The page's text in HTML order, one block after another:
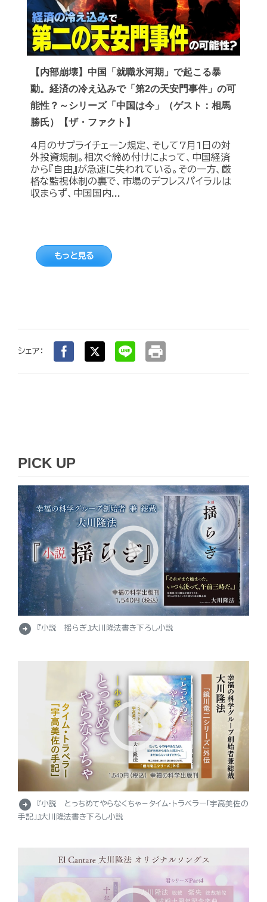
【内部崩壊】中国「就職氷河期」で起こる暴
動。経済の冷え込みで「第2の天安門事件」の可
能性？～シリーズ「中国は今」（ゲスト：相馬
勝氏）【ザ・ファクト】
4月のサプライチェーン規定、そして7月1日の対
外投資規制。相次ぐ締め付けによって、中国経済
から『自由』が急速に失われている。その一方、厳
格な監視体制の裏で、市場のデフレスパイラルは
収まらず、中国国内...
もっと見る
シェア： print
PICK UP
arrow_circle_right 『小説 揺らぎ』大川隆法書き下ろし小説
arrow_circle_right
『小説 とっちめてやらなくちゃ－タイム・トラベラー「宇高美佐の
手記」』大川隆法書き下ろし小説